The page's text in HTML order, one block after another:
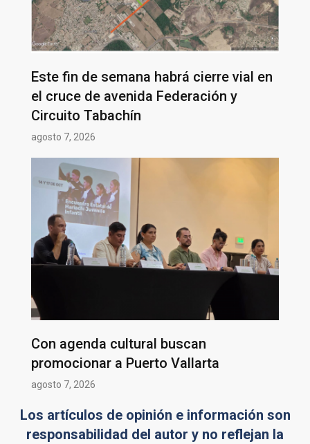
Este fin de semana habrá cierre vial en
el cruce de avenida Federación y
Circuito Tabachín
agosto 7, 2026
Con agenda cultural buscan
promocionar a Puerto Vallarta
agosto 7, 2026
Los artículos de opinión e información son
responsabilidad del autor y no reflejan la